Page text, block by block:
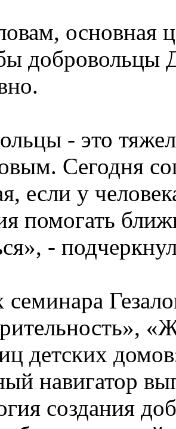
основная
добровольцы
- это
Сегодня
если у
помогать
-
детских
навигатор
создания